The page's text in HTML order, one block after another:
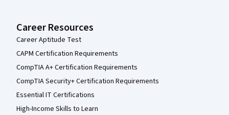
Career Resources
Career Aptitude Test
CAPM Certification Requirements
CompTIA A+ Certification Requirements
CompTIA Security+ Certification Requirements
Essential IT Certifications
High-Income Skills to Learn